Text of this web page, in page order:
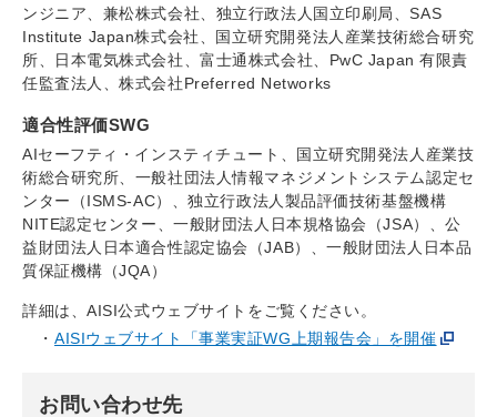
ンジニア、兼松株式会社、独立行政法人国立印刷局、SAS
Institute Japan株式会社、国立研究開発法人産業技術総合研究
所、日本電気株式会社、富士通株式会社、PwC Japan 有限責
任監査法人、株式会社Preferred Networks
適合性評価SWG
AIセーフティ・インスティチュート、国立研究開発法人産業技
術総合研究所、一般社団法人情報マネジメントシステム認定セ
ンター（ISMS-AC）、独立行政法人製品評価技術基盤機構
NITE認定センター、一般財団法人日本規格協会（JSA）、公
益財団法人日本適合性認定協会（JAB）、一般財団法人日本品
質保証機構（JQA）
詳細は、AISI公式ウェブサイトをご覧ください。
AISIウェブサイト「事業実証WG上期報告会」を開催
お問い合わせ先